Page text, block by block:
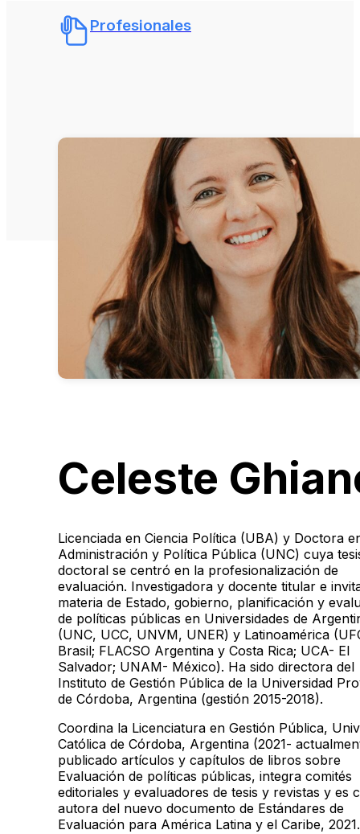
Profesionales
Celeste
Licenciada en Ciencia Política (UBA) y Doctora
Administración y Política Pública (UNC) cuya
doctoral se centró en la profesionalización de
evaluación. Investigadora y docente titular e
materia de Estado, gobierno, planificación y
de políticas públicas en Universidades de
(UNC, UCC, UNVM, UNER) y Latinoamérica
Brasil; FLACSO Argentina y Costa Rica; UCA- El
Salvador; UNAM- México). Ha sido directora del
Instituto de Gestión Pública de la Universidad
de Córdoba, Argentina (gestión 2015-2018).
Coordina la Licenciatura en Gestión Pública,
Católica de Córdoba, Argentina (2021-
publicado artículos y capítulos de libros sobre
Evaluación de políticas públicas, integra comités
editoriales y evaluadores de tesis y revistas y es
autora del nuevo documento de Estándares de
Evaluación para América Latina y el Caribe, 2021.